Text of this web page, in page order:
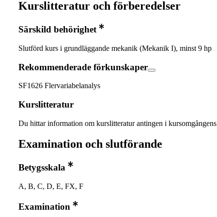
Kurslitteratur och förberedelser
Särskild behörighet
Slutförd kurs i grundläggande mekanik (Mekanik I), minst 9 hp
Rekommenderade förkunskaper
SF1626 Flervariabelanalys
Kurslitteratur
Du hittar information om kurslitteratur antingen i
Examination och slutförande
Betygsskala
A, B, C, D, E, FX, F
Examination